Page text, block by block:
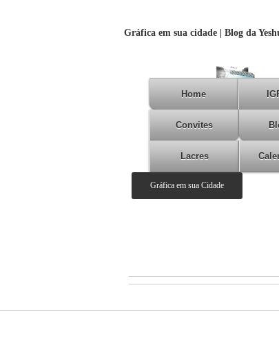
Gráfica em sua cidade | Blog da
Home
Convites
Lacres
Gráfica em sua Cidade